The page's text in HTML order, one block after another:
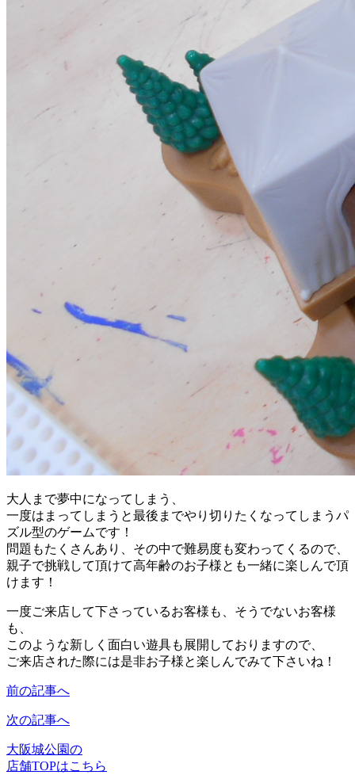
大人まで夢中になってしまう、
一度はまってしまうと最後までやり切りたくなってしまうパ
ズル型のゲームです！
問題もたくさんあり、その中で難易度も変わってくるので、
親子で挑戦して頂けて高年齢のお子様とも一緒に楽しんで頂
けます！
一度ご来店して下さっているお客様も、そうでないお客様
も、
このような新しく面白い遊具も展開しておりますので、
ご来店された際には是非お子様と楽しんでみて下さいね！
前の記事へ
次の記事へ
大阪城公園の
店舗TOPはこちら